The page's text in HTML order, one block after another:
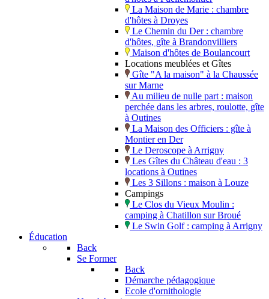
La Maison de Marie : chambre
d'hôtes à Droyes
Le Chemin du Der : chambre
d'hôtes, gîte à Brandonvilliers
Maison d'hôtes de Boulancourt
Locations meublées et Gîtes
Gîte "A la maison" à la Chaussée
sur Marne
Au milieu de nulle part : maison
perchée dans les arbres, roulotte, gîte
à Outines
La Maison des Officiers : gîte à
Montier en Der
Le Deroscope à Arrigny
Les Gîtes du Château d'eau : 3
locations à Outines
Les 3 Sillons : maison à Louze
Campings
Le Clos du Vieux Moulin :
camping à Chatillon sur Broué
Le Swin Golf : camping à Arrigny
Éducation
Back
Se Former
Back
Démarche pédagogique
Ecole d'ornithologie